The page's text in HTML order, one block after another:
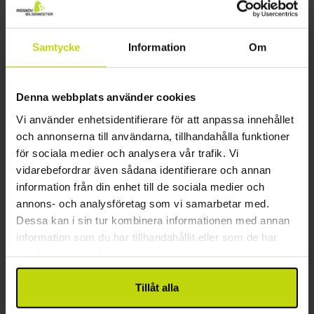
Samtycke Information Om
Denna webbplats använder cookies
Vi använder enhetsidentifierare för att anpassa innehållet
och annonserna till användarna, tillhandahålla funktioner
för sociala medier och analysera vår trafik. Vi
vidarebefordrar även sådana identifierare och annan
information från din enhet till de sociala medier och
annons- och analysföretag som vi samarbetar med.
Dessa kan i sin tur kombinera informationen med annan
information som du har tillhandahållit eller som de har
Tillåt alla
Uppehåll med frukostbuffé & Tapas
1x läcker frukostbuffé
1x 1 glas vin/öl i baren
1x kaffe att ta med
FÅ KVAR
aug 1069:-
Totalt 2138:- Totalt 2038:-
okt
Se mer
Spara upp till23%